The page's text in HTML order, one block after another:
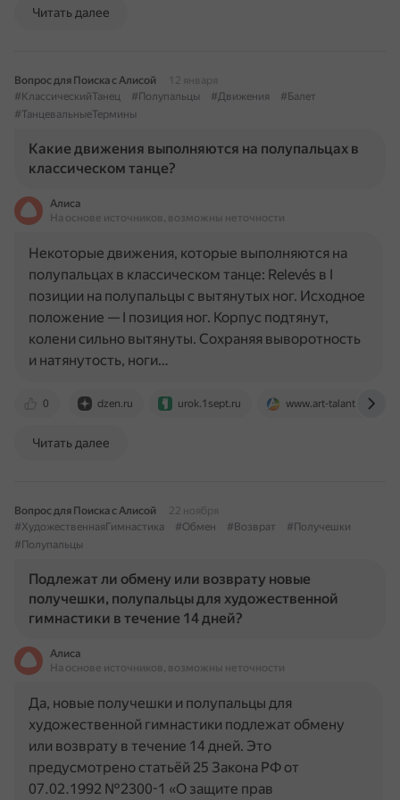
Читать далее
Вопрос для Поиска с Алисой
12 января
#КлассическийТанец
#Полупальцы #Движения
#Балет
#ТанцевальныеТермины
Какие движения выполняются на полупальцах в
классическом танце?
Алиса
На основе источников, возможны неточности
0 dzen.ru urok.1sept.ru www.art-talant.org
Некоторые движения, которые выполняются на
полупальцах в классическом танце: Relevés в I
позиции на полупальцы с вытянутых ног. Исходное
положение — I позиция ног. Корпус подтянут,
колени сильно вытянуты. Сохраняя выворотность
и натянутость, ноги…
Читать далее
Вопрос для Поиска с Алисой
22 ноября
#ХудожественнаяГимнастика
#Обмен #Возврат
#Получешки
#Полупальцы
Подлежат ли обмену или возврату новые
получешки, полупальцы для художественной
гимнастики в течение 14 дней?
Алиса
На основе источников, возможны неточности
Да, новые получешки и полупальцы для
художественной гимнастики подлежат обмену
или возврату в течение 14 дней. Это
предусмотрено статьёй 25 Закона РФ от
07.02.1992 №2300-1 «О защите прав